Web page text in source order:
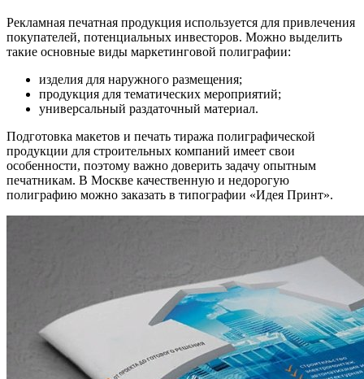
Рекламная печатная продукция используется для привлечения
покупателей, потенциальных инвесторов. Можно выделить
такие основные виды маркетинговой полиграфии:
изделия для наружного размещения;
продукция для тематических мероприятий;
универсальный раздаточный материал.
Подготовка макетов и печать тиража полиграфической
продукции для строительных компаний имеет свои
особенности, поэтому важно доверить задачу опытным
печатникам. В Москве качественную и недорогую
полиграфию можно заказать в типографии «Идея Принт».